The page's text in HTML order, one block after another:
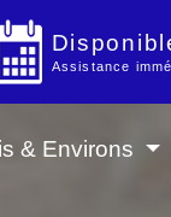
Assistance
& Environs